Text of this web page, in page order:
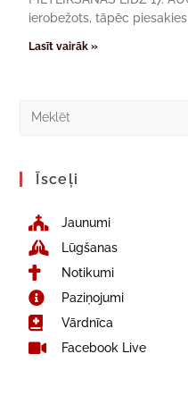
ierobežots, tāpēc piesakies
Lasīt vairāk »
Īsceļi
Jaunumi
Lūgšanas
Notikumi
Paziņojumi
Vārdnīca
Facebook Live